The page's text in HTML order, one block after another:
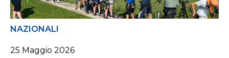
NAZIONALI
25 Maggio 2026